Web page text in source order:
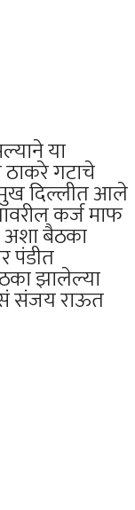
या
ठाकरे गटाचे
दिल्लीत आले
कर्ज माफ
अशा बैठका
पंडीत
झालेल्या
संजय राऊत